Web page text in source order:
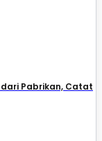
Pabrikan, Catat